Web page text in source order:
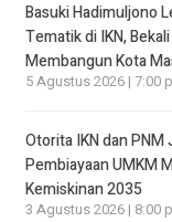
Basuki Hadimuljono
Tematik di IKN,
Membangun Kota
5 Agustus 2026 | 7:00
Otorita IKN dan PNM
Pembiayaan UMKM
Kemiskinan 2035
3 Agustus 2026 | 8:00